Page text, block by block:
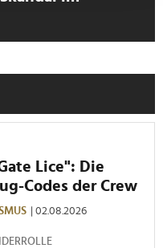
und Anzeigen zu
Informationen zu Ihrer
unsere Partner für
weiter. Unsere
möglicherweise mit
ihnen bereitgestellt
Nutzung der Dienste
Lice": Die
Codes der Crew
| 02.08.2026